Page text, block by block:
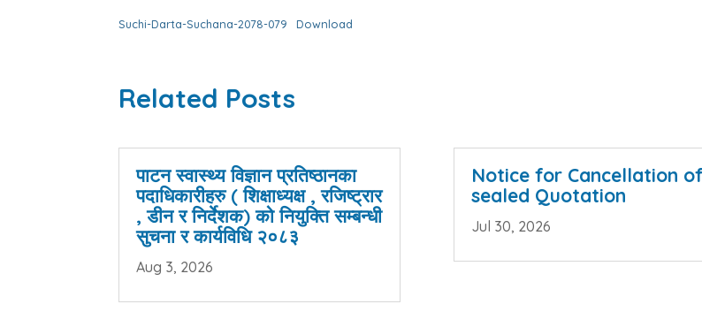
Suchi-Darta-Suchana-2078-079 Download
Related Posts
पाटन स्वास्थ्य विज्ञान प्रतिष्ठानका
पदाधिकारीहरु ( शिक्षाध्यक्ष , रजिष्ट्रार
, डीन र निर्देशक) को नियुक्ति सम्बन्धी
सुचना र कार्यविधि २०८३
Aug 3, 2026
Notice for Cancellation of
sealed Quotation
Jul 30, 2026